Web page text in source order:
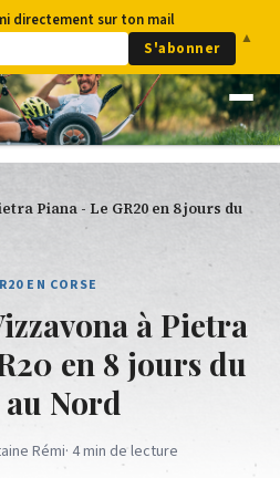
directement sur ton mail
S'abonner
▲
Piana - Le GR20 en 8 jours du
EN CORSE
à Pietra
en 8 jours du
au Nord
Rémi· 4 min de lecture